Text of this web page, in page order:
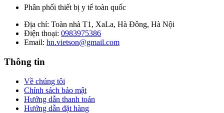
Phân phối thiết bị y tế toàn quốc
Địa chỉ: Toàn nhà T1, XaLa, Hà Đông, Hà Nội
Điện thoại: 0983975386
Email: hn.vietson@gmail.com
Thông tin
Về chúng tôi
Chính sách bảo mật
Hướng dẫn thanh toán
Hướng dẫn đặt hàng